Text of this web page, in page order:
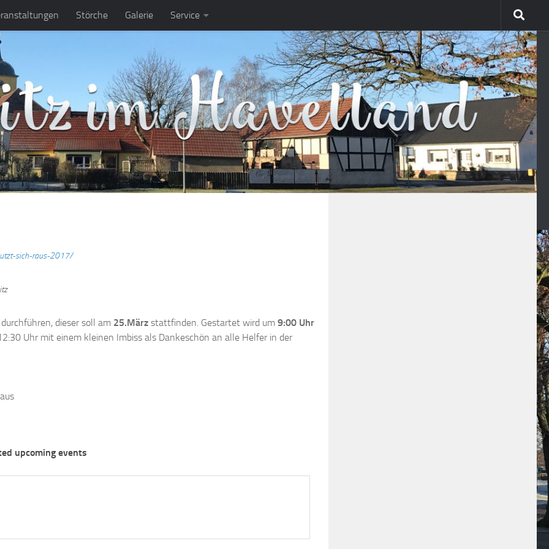
Störche Galerie Service
sich-raus-2017/
dieser soll am 25.März stattfinden. Gestartet wird um 9:00 Uhr
Uhr mit einem kleinen Imbiss als Dankeschön an alle Helfer in der
upcoming events